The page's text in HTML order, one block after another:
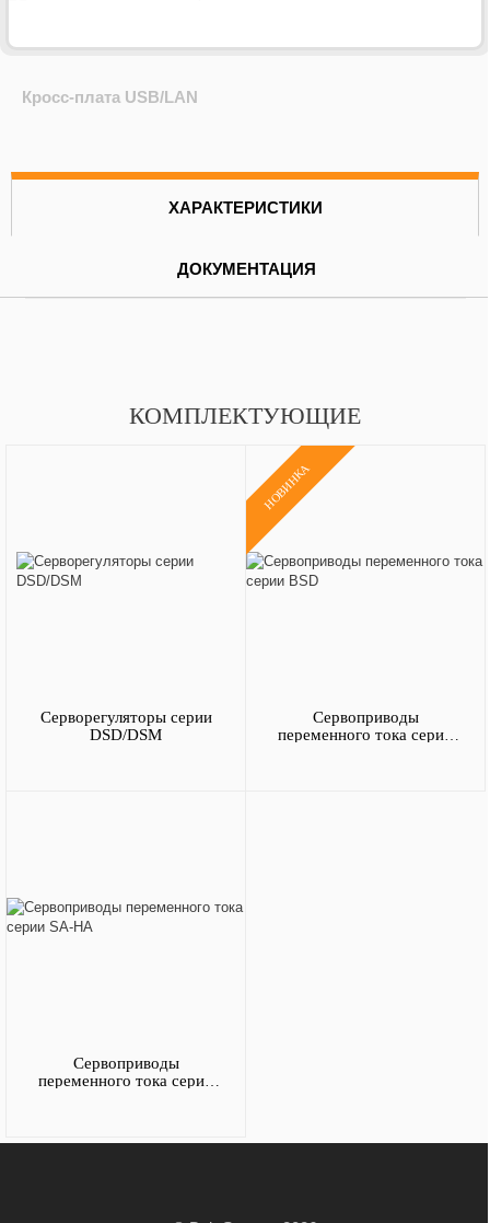
Кросc-плата USB/LAN
ХАРАКТЕРИСТИКИ
ДОКУМЕНТАЦИЯ
КОМПЛЕКТУЮЩИЕ
Серворегуляторы серии
DSD/DSM
НОВИНКА
Сервоприводы
переменного тока серии
Сервоприводы
переменного тока серии